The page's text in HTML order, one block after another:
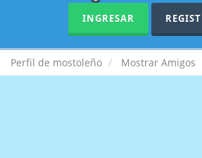
INGRESAR
Perfil de mostoleño Mostrar Amigos